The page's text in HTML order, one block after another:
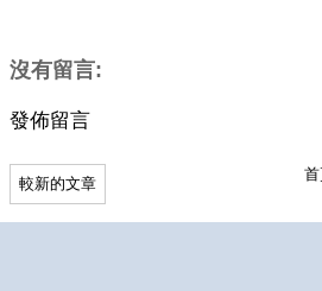
沒有留言:
發佈留言
較新的文章